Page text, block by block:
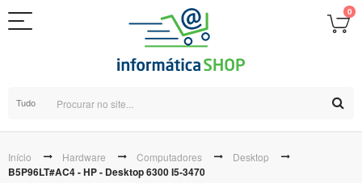
0
Tudo
Início Hardware Computadores Desktop
B5P96LT#AC4 - HP - Desktop 6300 I5-3470